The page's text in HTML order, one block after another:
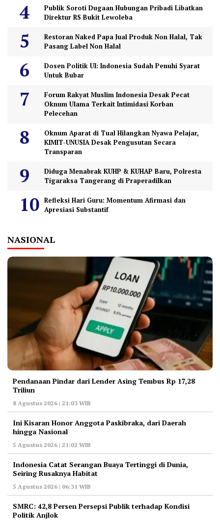
Publik Soroti Dugaan Hubungan Pribadi Libatkan
Direktur RS Bukit Lewoleba
Restoran Naked Papa Jual Produk Non Halal, Tak
Pasang Label Non Halal
Dosen Politik UI: Indonesia Sudah Penuhi Syarat
Untuk Bubar
Forum Rakyat Muslim Indonesia Desak Pecat
Oknum Ulama Terkait Intimidasi Korban
Pelecehan
Oknum Aparat di Tual Hilangkan Nyawa Pelajar,
KIMIT-UNUSIA Desak Pengusutan Secara
Transparan
Diduga Menabrak KUHP & KUHAP Baru, Polresta
Tigaraksa Tangerang di Praperadilkan
Refleksi Hari Guru: Momentum Afirmasi dan
Apresiasi Substantif
NASIONAL
Pendanaan Pindar dari Lender Asing Tembus Rp 17,28
Triliun
8 Agustus 2026 | 21:03 WIB
Ini Kisaran Honor Anggota Paskibraka, dari Daerah
hingga Nasional
5 Agustus 2026 | 21:02 WIB
Indonesia Catat Serangan Buaya Tertinggi di Dunia,
Seiring Rusaknya Habitat
5 Agustus 2026 | 06:31 WIB
‎SMRC: 42,8 Persen Persepsi Publik terhadap Kondisi
Politik Anjlok